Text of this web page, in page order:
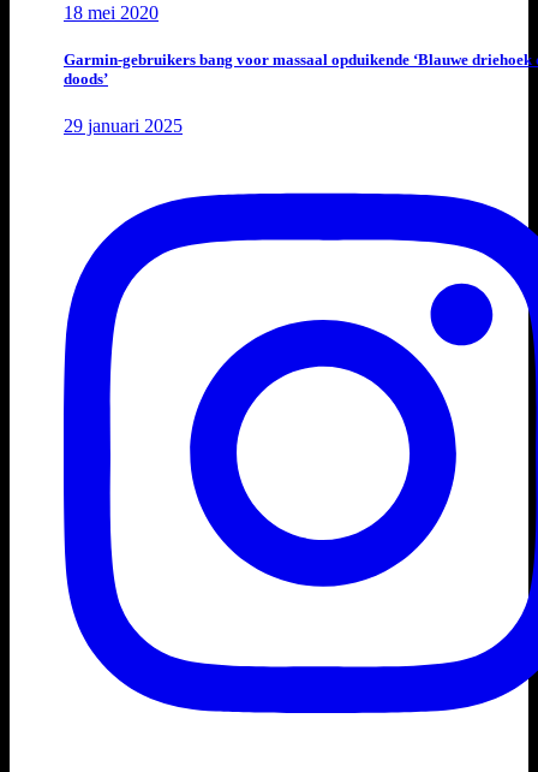
18 mei 2020
Garmin-gebruikers bang voor massaal opduikende ‘Blauwe driehoek
doods’
29 januari 2025